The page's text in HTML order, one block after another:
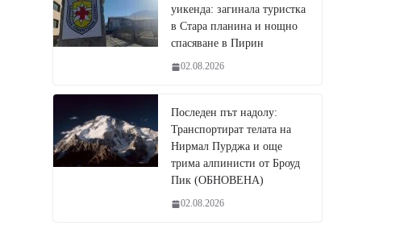
уикенда: загинала туристка
в Стара планина и нощно
спасяване в Пирин
02.08.2026
Последен път надолу:
Транспортират телата на
Нирмал Пурджа и още
трима алпинисти от Броуд
Пик (ОБНОВЕНА)
02.08.2026